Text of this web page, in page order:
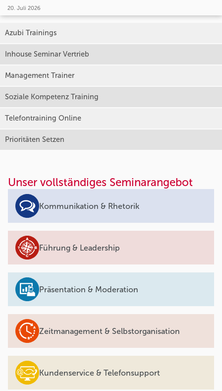
20. Juli 2026
Azubi Trainings
Inhouse Seminar Vertrieb
Management Trainer
Soziale Kompetenz Training
Telefontraining Online
Prioritäten Setzen
Unser vollständiges Seminarangebot
Kommunikation & Rhetorik
Führung & Leadership
Präsentation & Moderation
Zeitmanagement & Selbstorganisation
Kundenservice & Telefonsupport